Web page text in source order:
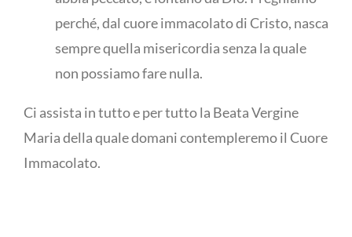
perché, dal cuore immacolato di Cristo, nasca
sempre quella misericordia senza la quale
non possiamo fare nulla.
Ci assista in tutto e per tutto la Beata Vergine
Maria della quale domani contempleremo il Cuore
Immacolato.